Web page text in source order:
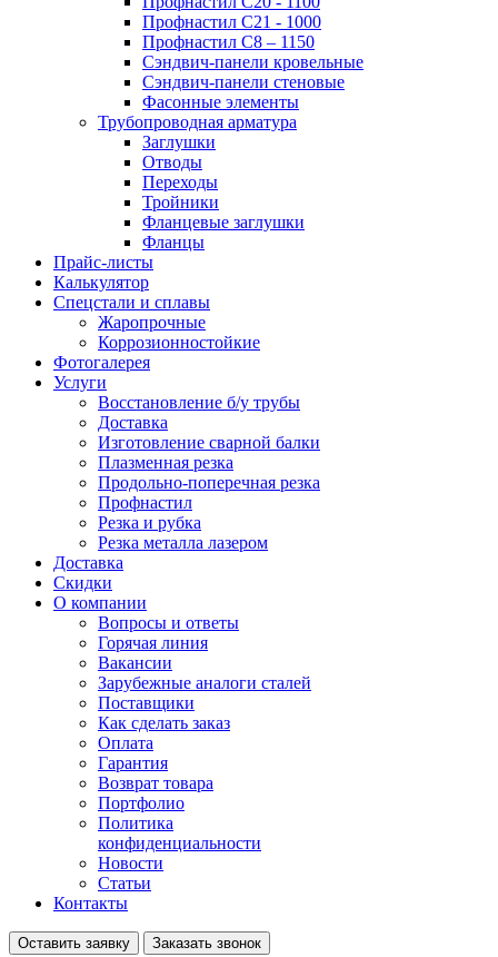
Профнастил С21 - 1000
Профнастил С8 – 1150
Сэндвич-панели кровельные
Сэндвич-панели стеновые
Фасонные элементы
Трубопроводная арматура
Заглушки
Отводы
Переходы
Тройники
Фланцевые заглушки
Фланцы
Прайс-листы
Калькулятор
Спецстали и сплавы
Жаропрочные
Коррозионностойкие
Фотогалерея
Услуги
Восстановление б/у трубы
Доставка
Изготовление сварной балки
Плазменная резка
Продольно-поперечная резка
Профнастил
Резка и рубка
Резка металла лазером
Доставка
Скидки
О компании
Вопросы и ответы
Горячая линия
Вакансии
Зарубежные аналоги сталей
Поставщики
Как сделать заказ
Оплата
Гарантия
Возврат товара
Портфолио
Политика
конфиденциальности
Новости
Статьи
Контакты
Оставить заявку Заказать звонок